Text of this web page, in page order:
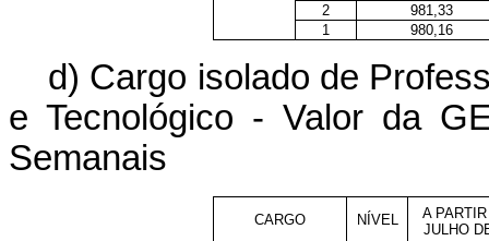
2
981,33
1
980,16
d) Cargo isolado de
e Tecnológico - Valor da
Semanais
CARGO NÍVEL
A
JULHO